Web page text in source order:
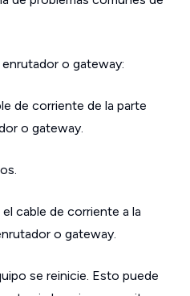
o gateway:
de corriente de la parte
o gateway.
cable de corriente a la
o gateway.
se reinicie. Esto puede